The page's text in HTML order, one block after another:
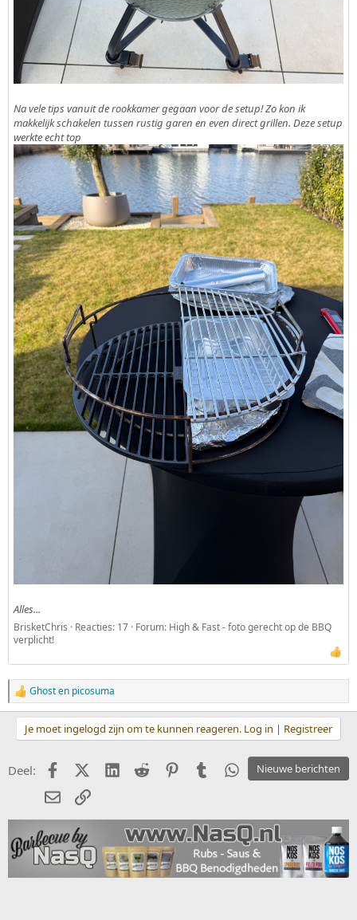
Na vele tips vanuit de rookkamer gegaan voor de setup! Zo kon ik
makkelijk schakelen tussen rustig garen en even direct grillen. Deze setup
werkte echt top
Alles...
BrisketChris Reacties: 17 Forum: High & Fast - foto gerecht op de BBQ
verplicht!
W
a
a
r
e
n
:
Ghosten picosuma
Je moet ingelogd zijn om te kunnen reageren. Log in | Registreer
Nieuwe berichten
Deel: FacebookX (Twitter)
LinkedIn
Reddit PinterestTumblrWhatsApp
E-mailkoppeling